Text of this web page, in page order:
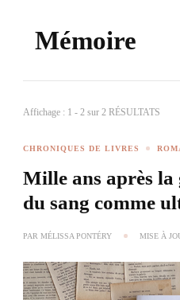
Mémoire
Affichage : 1 - 2 sur 2 RÉSULTATS
CHRONIQUES DE LIVRES
Mille ans après la
du sang comme
PAR MÉLISSA PONTÉRY MISE À